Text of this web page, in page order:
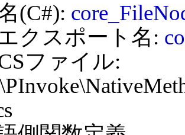
(C#):
クスポート名:
ファイル: